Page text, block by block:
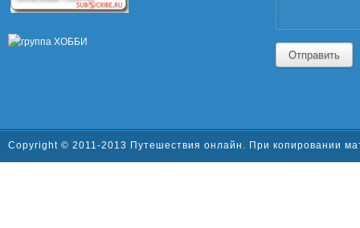
Отправить
Copyright © 2011-2013 Путешествия онлайн. При копировании